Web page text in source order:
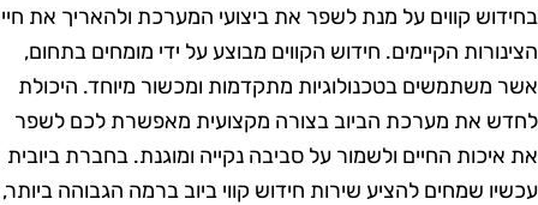
קווים על מנת לשפר את ביצועי המערכת ולהאריך את חיי
הקיימים. חידוש הקווים מבוצע על ידי מומחים בתחום,
משתמשים בטכנולוגיות מתקדמות ומכשור מיוחד. היכולת
את מערכת הביוב בצורה מקצועית מאפשרת לכם לשפר
החיים ולשמור על סביבה נקייה ומוגנת. בחברת ביובית
שמחים להציע שירות חידוש קווי ביוב ברמה הגבוהה ביותר,